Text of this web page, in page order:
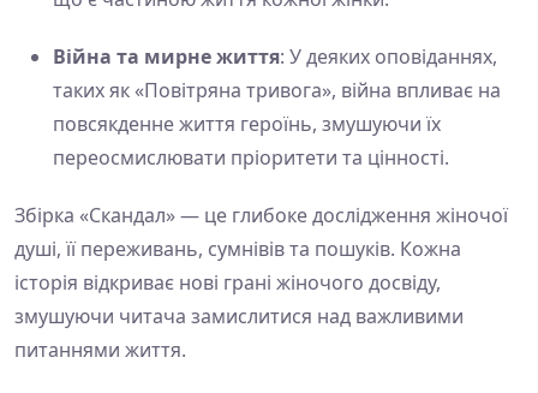
Війна та мирне життя: У деяких оповіданнях,
таких як «Повітряна тривога», війна впливає на
повсякденне життя героїнь, змушуючи їх
переосмислювати пріоритети та цінності.
Збірка «Скандал» — це глибоке дослідження жіночої
душі, її переживань, сумнівів та пошуків. Кожна
історія відкриває нові грані жіночого досвіду,
змушуючи читача замислитися над важливими
питаннями життя.